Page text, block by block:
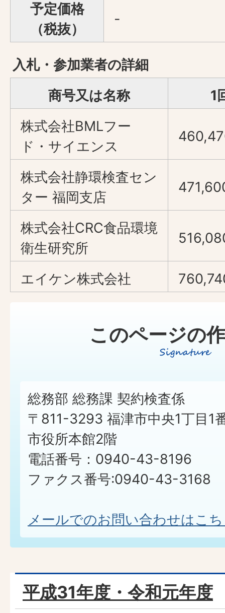
予定価格
（税抜）
-
入札・参加業者の詳細
商号又は名称
1
株式会社BMLフー
ド・サイエンス
株式会社静環検査セン
ター 福岡支店
株式会社CRC食品環境
衛生研究所
エイケン株式会社
このページの
総務部 総務課 契約検査係
〒811-3293 福津市中央1丁目1
市役所本館2階
電話番号：0940-43-8196
ファクス番号:0940-43-3168
メールでのお問い合わせはこ
平成31年度・令和元年度